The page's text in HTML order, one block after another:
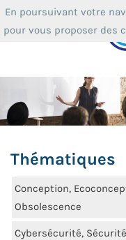
Thématiques
Conception,
Obsolescence
Cybersécurité,
En poursuivant votre
pour vous proposer des